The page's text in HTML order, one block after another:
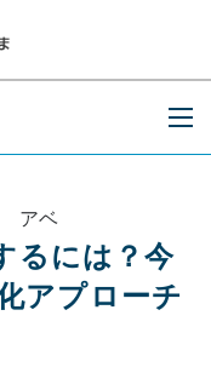
アベ
るには？今
アプローチ